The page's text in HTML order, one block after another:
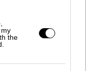
the
αναλυτικές
για
και του